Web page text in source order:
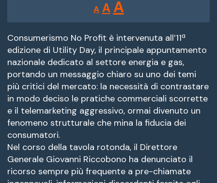
Atamaño
de
fuente.
A Restablecer
tamaño
de
fuente
AAumentar
tamaño
de
fuente.
Consumerismo No Profit è intervenuta all’11ª
edizione di Utility Day, il principale appuntamento
nazionale dedicato al settore energia e gas,
portando un messaggio chiaro su uno dei temi
più critici del mercato: la necessità di contrastare
in modo deciso le pratiche commerciali scorrette
e il telemarketing aggressivo, ormai divenuto un
fenomeno strutturale che mina la fiducia dei
consumatori.
Nel corso della tavola rotonda, il Direttore
Generale Giovanni Riccobono ha denunciato il
ricorso sempre più frequente a pre-chiamate